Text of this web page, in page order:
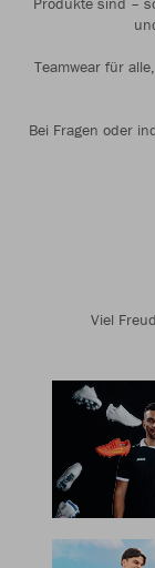
Teamwear für
Bei Fragen oder
Viel